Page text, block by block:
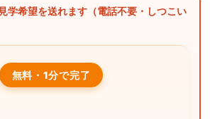
学希望を送れます（電話不要・しつこい
無料・1分で完了